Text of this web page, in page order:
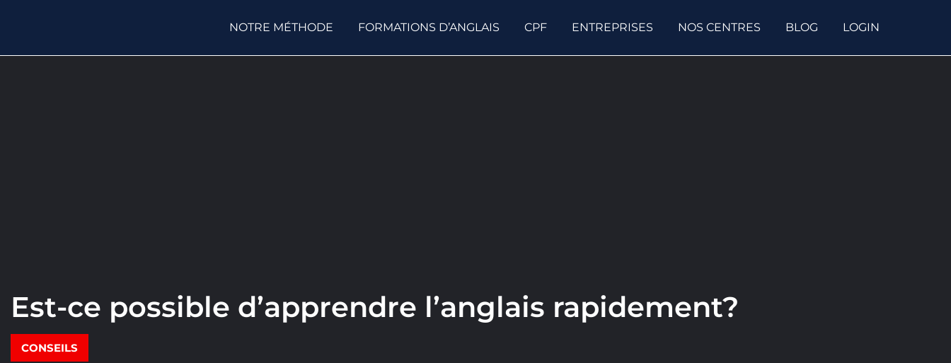
NOTRE MÉTHODE FORMATIONS D’ANGLAIS CPF ENTREPRISES NOS CENTRES BLOG LOGIN
Est-ce possible d’apprendre l’anglais rapidement?
CONSEILS